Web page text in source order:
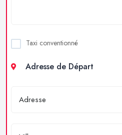
Taxi conventionné
Adresse de Départ